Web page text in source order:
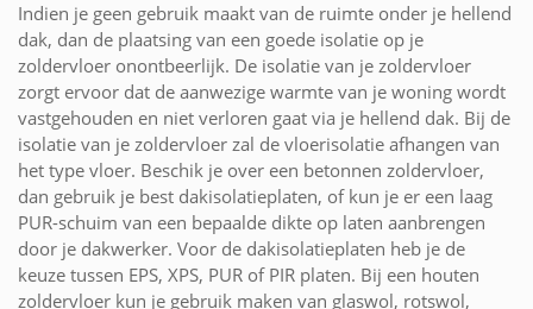
Indien je geen gebruik maakt van de ruimte onder je hellend
dak, dan de plaatsing van een goede isolatie op je
zoldervloer onontbeerlijk. De isolatie van je zoldervloer
zorgt ervoor dat de aanwezige warmte van je woning wordt
vastgehouden en niet verloren gaat via je hellend dak. Bij de
isolatie van je zoldervloer zal de vloerisolatie afhangen van
het type vloer. Beschik je over een betonnen zoldervloer,
dan gebruik je best dakisolatieplaten, of kun je er een laag
PUR-schuim van een bepaalde dikte op laten aanbrengen
door je dakwerker. Voor de dakisolatieplaten heb je de
keuze tussen EPS, XPS, PUR of PIR platen. Bij een houten
zoldervloer kun je gebruik maken van glaswol, rotswol,